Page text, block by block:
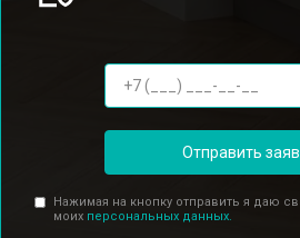
Отправить
Нажимая на кнопку отправить я даю
моих персональных данных.